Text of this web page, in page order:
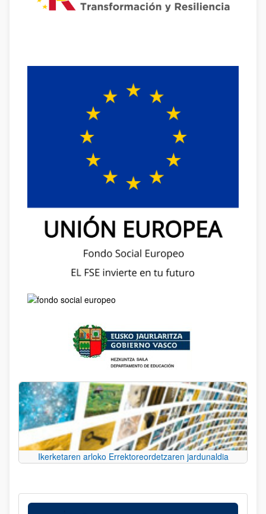
Ikerketaren arloko Errektoreordetzaren jardunaldia